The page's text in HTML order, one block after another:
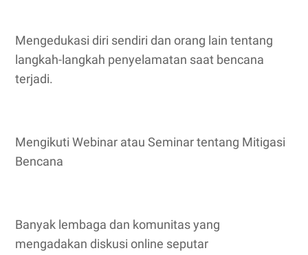
Mengedukasi diri sendiri dan orang lain tentang
langkah-langkah penyelamatan saat bencana
terjadi.
Mengikuti Webinar atau Seminar tentang Mitigasi
Bencana
Banyak lembaga dan komunitas yang
mengadakan diskusi online seputar